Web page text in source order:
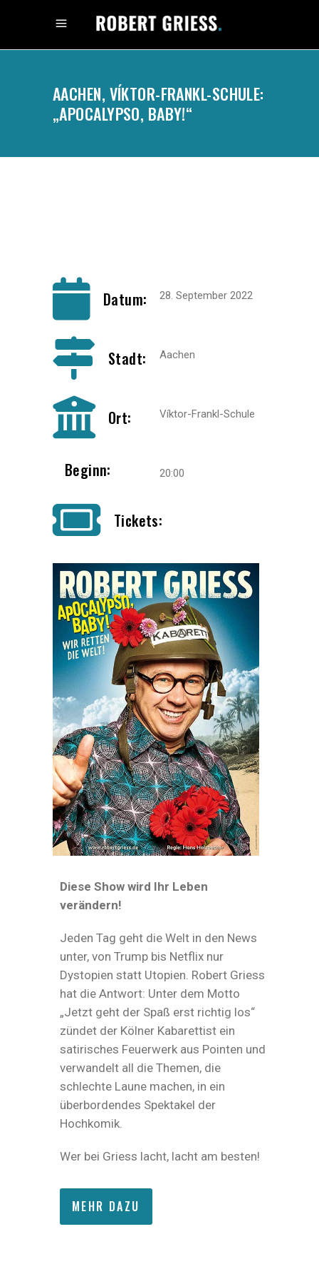
AACHEN, VÍKTOR-FRANKL-SCHULE:
„APOCALYPSO, BABY!“
Datum: 28. September 2022
Stadt: Aachen
Ort: Víktor-Frankl-Schule
Beginn: 20:00
Tickets:
Diese Show wird Ihr Leben
verändern!
Jeden Tag geht die Welt in den News
unter, von Trump bis Netflix nur
Dystopien statt Utopien. Robert Griess
hat die Antwort: Unter dem Motto
„Jetzt geht der Spaß erst richtig los“
zündet der Kölner Kabarettist ein
satirisches Feuerwerk aus Pointen und
verwandelt all die Themen, die
schlechte Laune machen, in ein
überbordendes Spektakel der
Hochkomik.
Wer bei Griess lacht, lacht am besten!
MEHR DAZU